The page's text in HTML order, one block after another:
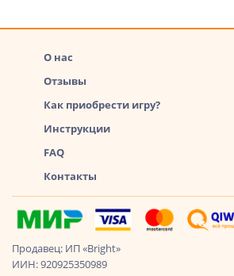
О нас
Отзывы
Как приобрести игру?
Инструкции
FAQ
Контакты
Продавец: ИП «Bright»
ИИН: 920925350989